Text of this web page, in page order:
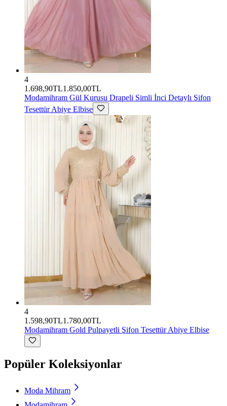
4
1.698,90TL1.850,00TL
Modamihram Gül Kurusu Drapeli Simli İnci Detaylı Şifon
Tesettür Abiye Elbise
4
1.598,90TL1.780,00TL
Modamihram Gold Pulpayetli Şifon Tesettür Abiye Elbise
Popüler Koleksiyonlar
Moda Mihram